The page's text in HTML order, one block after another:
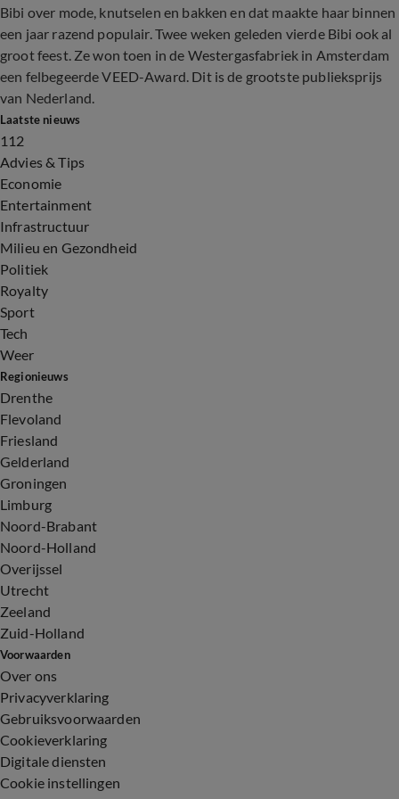
Bibi over mode, knutselen en bakken en dat maakte haar binnen
een jaar razend populair. Twee weken geleden vierde Bibi ook al
groot feest. Ze won toen in de Westergasfabriek in Amsterdam
een felbegeerde VEED-Award. Dit is de grootste publieksprijs
van Nederland.
Laatste nieuws
112
Advies & Tips
Economie
Entertainment
Infrastructuur
Milieu en Gezondheid
Politiek
Royalty
Sport
Tech
Weer
Regionieuws
Drenthe
Flevoland
Friesland
Gelderland
Groningen
Limburg
Noord-Brabant
Noord-Holland
Overijssel
Utrecht
Zeeland
Zuid-Holland
Voorwaarden
Over ons
Privacyverklaring
Gebruiksvoorwaarden
Cookieverklaring
Digitale diensten
Cookie instellingen